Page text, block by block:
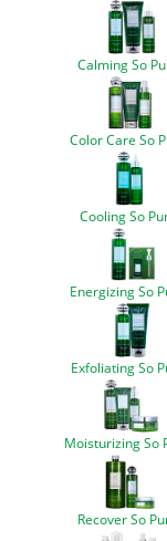
Calming So
Color Care So
Cooling So
Energizing So
Exfoliating So
Moisturizing So
Recover So